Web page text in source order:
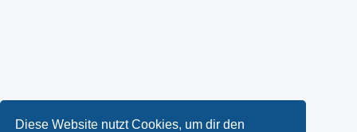
Diese Website nutzt Cookies, um dir den